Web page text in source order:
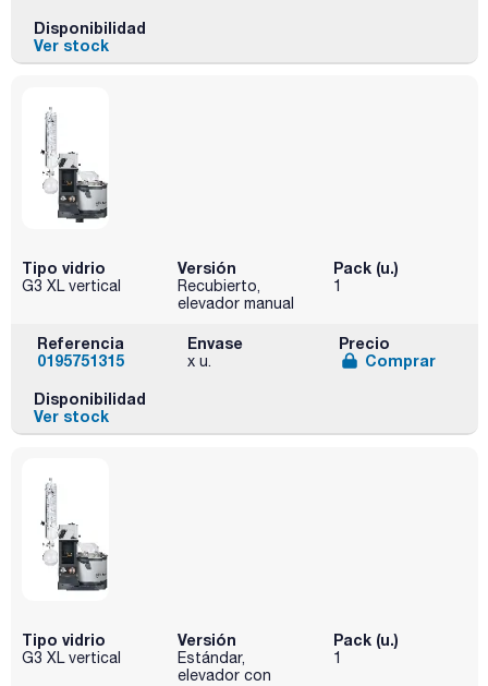
Disponibilidad
Ver stock
Tipo vidrio
G3 XL vertical
Versión
Recubierto,
elevador manual
Pack (u.)
1
Referencia
0195751315
Envase
x u.
Precio
Comprar
Disponibilidad
Ver stock
Tipo vidrio
G3 XL vertical
Versión
Estándar,
elevador con
Pack (u.)
1